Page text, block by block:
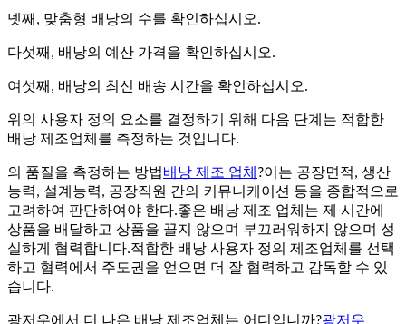
넷째, 맞춤형 배낭의 수를 확인하십시오.
다섯째, 배낭의 예산 가격을 확인하십시오.
여섯째, 배낭의 최신 배송 시간을 확인하십시오.
위의 사용자 정의 요소를 결정하기 위해 다음 단계는 적합한
배낭 제조업체를 측정하는 것입니다.
의 품질을 측정하는 방법배낭 제조 업체 ?이는 공장면적, 생산
능력, 설계능력, 공장직원 간의 커뮤니케이션 등을 종합적으로
고려하여 판단하여야 한다.좋은 배낭 제조 업체는 제 시간에
상품을 배달하고 상품을 끌지 않으며 부끄러워하지 않으며 성
실하게 협력합니다.적합한 배낭 사용자 정의 제조업체를 선택
하고 협력에서 주도권을 얻으면 더 잘 협력하고 감독할 수 있
습니다.